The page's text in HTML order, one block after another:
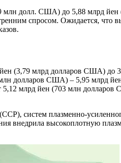
млн долл. США) до 5,88 млрд
спросом. Ожидается, что
(3,79 млрд долларов США)
долларов США) – 5,95 млрд
5,12 млрд йен (703 млн
систем плазменно-
внедрила высокоплотную